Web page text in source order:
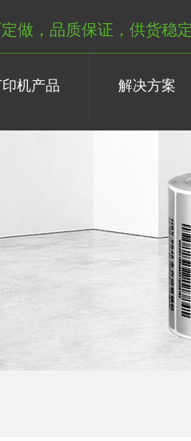
做，品质保证，供货稳定
机产品 解决方案